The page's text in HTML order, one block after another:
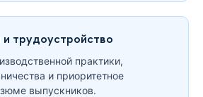
трудоустройство
практики,
и приоритетное
выпускников.